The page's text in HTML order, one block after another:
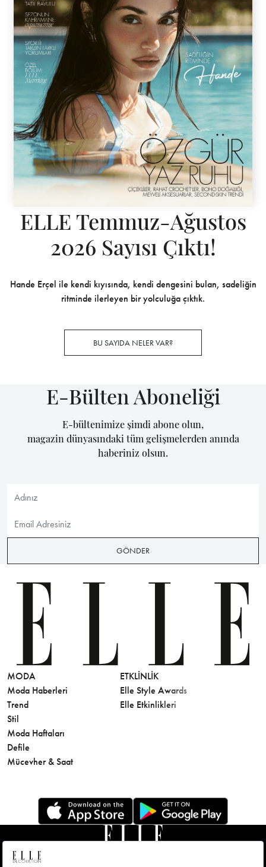
ELLE Temmuz-Ağustos
2026 Sayısı Çıktı!
Hande Erçel ile kendi kıyısında, kendi dengesini bulan, sadeliğin
ritminde ilerleyen bir yolculuğa çıktık.
BU SAYIDA NELER VAR?
E-Bülten Aboneliği
E-bültenimize şimdi abone olun,
magazin dünyasındaki tüm gelişmelerden anında
haberiniz olsun.
GÖNDER
MODA
Moda Haberleri
Trend
Stil
Moda Haftaları
Defile
Mücevher & Saat
ETKLINLIK
Elle Style Awards
Elle Etkinlikleri